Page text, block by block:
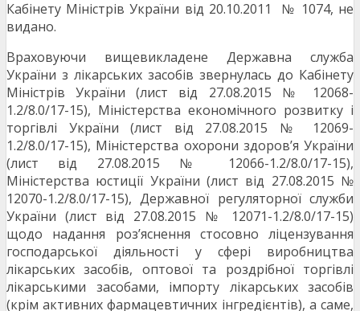
Кабінету Міністрів України від 20.10.2011 № 1074, не
видано.
Враховуючи вищевикладене Державна служба
України з лікарських засобів звернулась до Кабінету
Міністрів України (лист від 27.08.2015 № 12068-
1.2/8.0/17-15), Міністерства економічного розвитку і
торгівлі України (лист від 27.08.2015 № 12069-
1.2/8.0/17-15), Міністерства охорони здоров’я України
(лист від 27.08.2015 № 12066-1.2/8.0/17-15),
Міністерства юстиції України (лист від 27.08.2015 №
12070-1.2/8.0/17-15), Державної регуляторної служби
України (лист від 27.08.2015 № 12071-1.2/8.0/17-15)
щодо надання роз’яснення стосовно ліцензування
господарської діяльності у сфері виробництва
лікарських засобів, оптової та роздрібної торгівлі
лікарськими засобами, імпорту лікарських засобів
(крім активних фармацевтичних інгредієнтів), а саме,